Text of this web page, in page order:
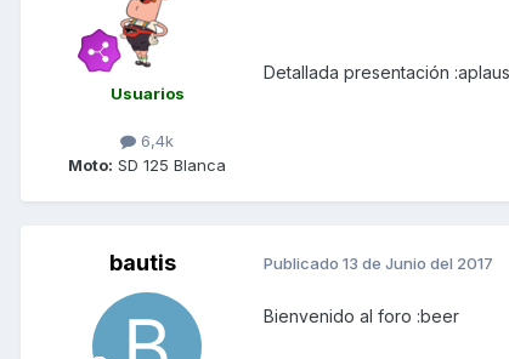
Usuarios
6,4k
Moto: SD 125 Blanca
Detallada presentación
bautis Publicado 13 de Junio del 2017
Bienvenido al foro :beer